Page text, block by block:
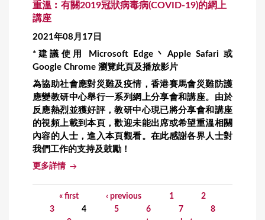
重溫︰有關2019冠狀病毒病(COVID-19)的網上
講座
2021年08月17日
*建議使用 Microsoft Edge丶Apple Safari 或
Google Chrome 瀏覽此頁及播放影片
為協助社會應對災難及疫情，香港賽馬會災難防護
應變教研中心舉行一系列網上分享會和講座。由於
反應熱烈並獲好評，教研中心現已將分享會和講座
的視頻上載到本頁，歡迎未能出席或希望重溫相關
內容的人士，進入本頁觀看。在此感謝各界人士對
我們工作的支持及鼓勵！
更多詳情
« first ‹ previous 1
2
3
4 5 6 7
8